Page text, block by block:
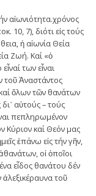
αἰωνιότητα.χρόνος
10, 7), διότι εἰς τούς
ἡ αἰωνία Θεία
Ζωή. Καί «ὁ
των εἶναι
τοῦ Ἀναστάντος
ὅλων τῶν θανάτων
αὐτούς – τούς
πεπληρωμένον
καί Θεόν μας
ἐπάνω εἰς τήν γῆν,
οἱ ὁποῖοι
εἶδος θανάτου δέν
ἀλεξικέραυνα τοῦ